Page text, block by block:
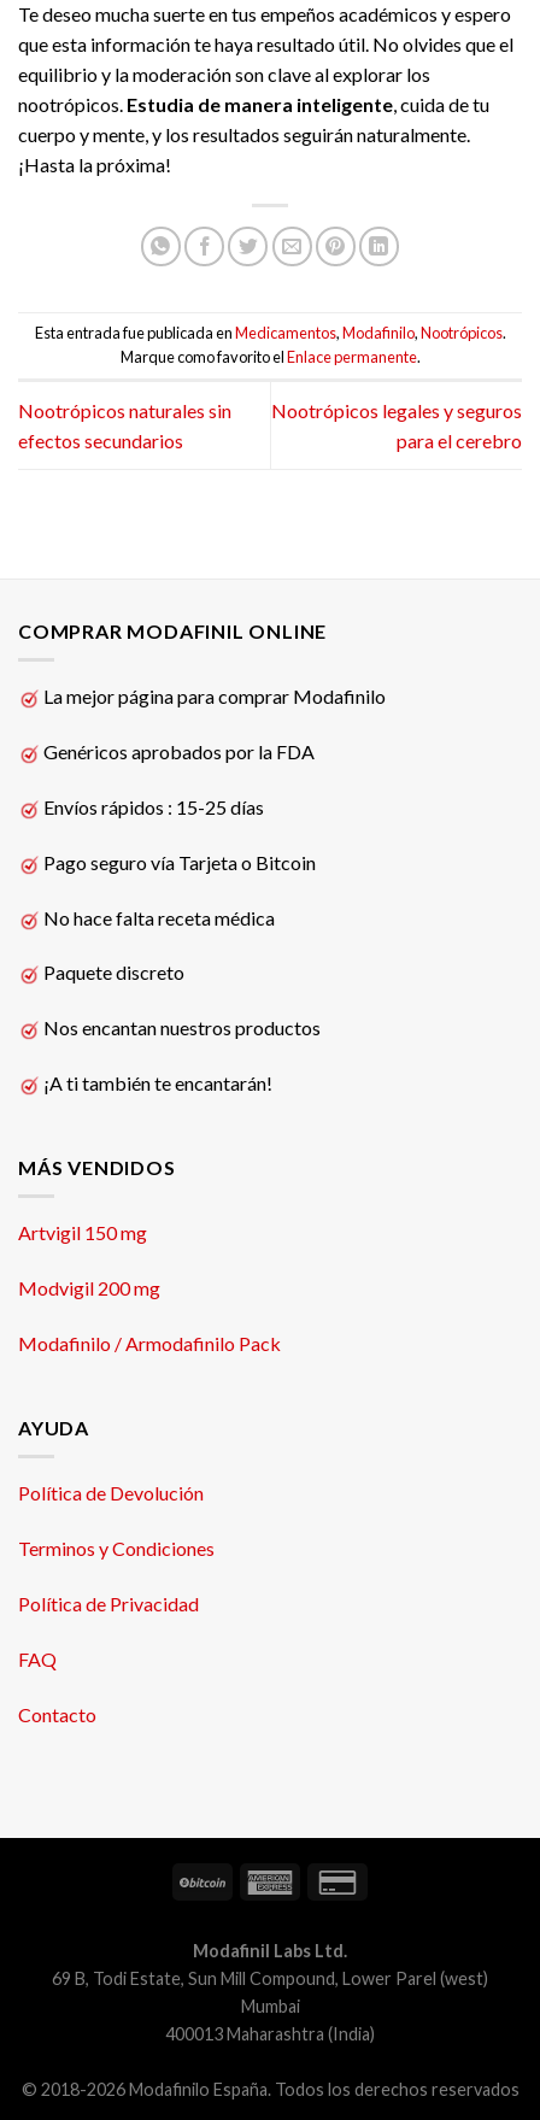
Te deseo mucha suerte en tus empeños académicos y espero
que esta información te haya resultado útil. No olvides que el
equilibrio y la moderación son clave al explorar los
nootrópicos. Estudia de manera inteligente , cuida de tu
cuerpo y mente, y los resultados seguirán naturalmente.
¡Hasta la próxima!
Esta entrada fue publicada enMedicamentos,Modafinilo,Nootrópicos.
Marque como favorito elEnlace permanente.
Nootrópicos naturales sin
efectos secundarios
Nootrópicos legales y seguros
para el cerebro
COMPRAR MODAFINIL ONLINE
La mejor página para comprar Modafinilo
Genéricos aprobados por la FDA
Envíos rápidos : 15-25 días
Pago seguro vía Tarjeta o Bitcoin
No hace falta receta médica
Paquete discreto
Nos encantan nuestros productos
¡A ti también te encantarán!
MÁS VENDIDOS
Artvigil 150 mg
Modvigil 200 mg
Modafinilo / Armodafinilo Pack
AYUDA
Política de Devolución
Terminos y Condiciones
Política de Privacidad
FAQ
Contacto
Modafinil Labs Ltd.
69 B, Todi Estate, Sun Mill Compound, Lower Parel (west)
Mumbai
400013 Maharashtra (India)
© 2018-2026 Modafinilo España. Todos los derechos reservados